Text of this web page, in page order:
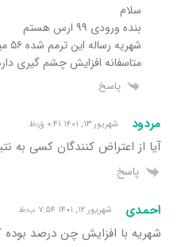
سلام
بنده ورودی ۹۹ ارس هستم
شهریه رساله این ترمم شده ۵۶ میلیون
متاسفانه افزایش چشم گیری
پاسخ
مردود شهریور ۱۳, ۱۴۰۱ ۰:۴۱ ق٫ظ
آیا از اعتراض کنندگان کسی به
پاسخ
احمدی شهریور ۱۲, ۱۴۰۱ ۷:۵۴ ب٫ظ
شهریه با افزایش چن درصد بوده